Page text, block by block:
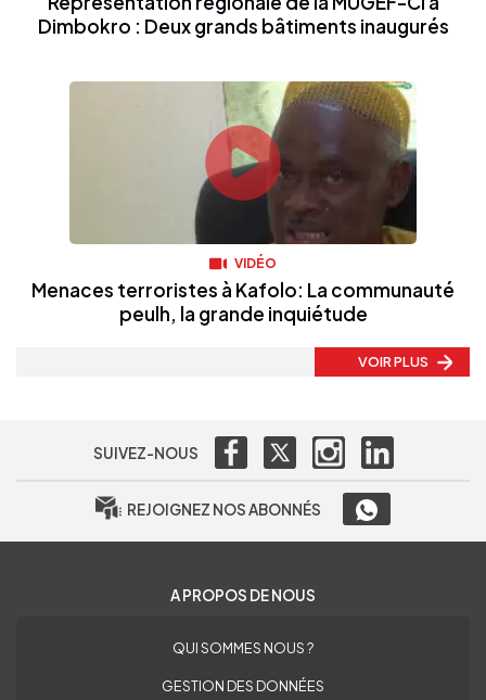
Dimbokro : Deux grands bâtiments inaugurés
VIDÉO
Menaces terroristes à Kafolo: La communauté
peulh, la grande inquiétude
VOIR PLUS
SUIVEZ-NOUS
REJOIGNEZ NOS ABONNÉS
A PROPOS DE NOUS
QUI SOMMES NOUS ?
GESTION DES DONNÉES